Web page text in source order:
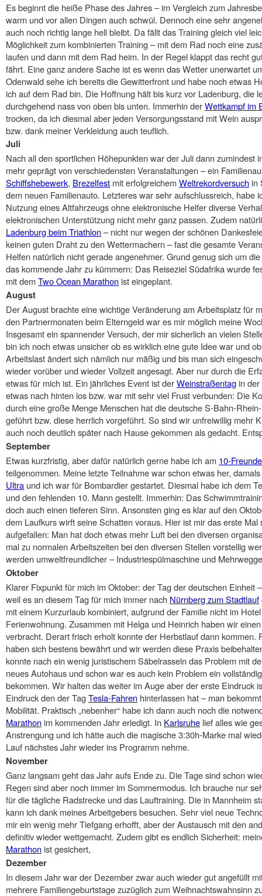
Es beginnt die heiße Phase des Jahres – im Vergleich zum
warm und vor allen Dingen auch schwül. Dennoch eine sehr
auch noch richtig lange hell bleibt. Da fällt das Training gleich viel
Möglichkeit zum kombinierten Training – mit dem Rad noch eine
laufen und dann mit dem Rad heim. In der Regel klappt das recht
fährt. Eine ganz andere Sache ist es wenn das Wetter unerwartet
Odenwald sehe ich bereits die Gewitterfront und habe noch etwas
ich auf dem Rad bin. Die Hoffnung hält bis kurz vor Ladenburg, die
durchgehend nass von oben bis unten. Immerhin derWettkampf im
trocken, da ich diesmal aber jeden Versorgungsstand mit Wein
bzw. dank meiner Verkleidung auch teuflich.
Juli
Nach all den sportlichen Höhepunkten war der Juli dann zumindest
mehr geprägt von verschiedensten Veranstaltungen – ein
Schiffshebewerk, Brezelfest mit erfolgreichemWeltrekordversuchin
dem neuen Familienauto. Letzteres war sehr aufschlussreich, habe
Nutzung eines Altfahrzeugs ohne elektronische Helfer diverse
elektronischen Unterstützung nicht mehr ganz passen. Zudem
Ladenburg beim Triathlon– nicht nur wegen der schönen
keinen guten Draht zu den Wettermachern – fast die gesamte
Helfen natürlich nicht gerade angenehmer. Grund genug sich um
das kommende Jahr zu kümmern: Das Reiseziel Südafrika wurde
mit demTwo Ocean Marathonist eingeplant.
August
Der August brachte eine wichtige Veränderung am Arbeitsplatz für
den Partnermonaten beim Elterngeld war es mir möglich meine
Insgesamt ein spannender Versuch, der mir sicherlich an vielen
bin ich noch etwas unsicher ob es wirklich eine gute Idee war und
Arbeitslast ändert sich nämlich nur mäßig und bis man sich
wieder vorüber und wieder Vollzeit angesagt. Aber nur durch die
etwas für mich ist. Ein jährliches Event ist derWeinstraßentagin der
etwas nach hinten los bzw. war mit sehr viel Frust verbunden: Die
durch eine große Menge Menschen hat die deutsche S-Bahn-
geführt bzw. diese herrlich vorgeführt. So sind wir unfreiwillig mehr
auch noch deutlich später nach Hause gekommen als gedacht.
September
Etwas kurzfristig, aber dafür natürlich gerne habe ich am 10-
teilgenommen. Meine letzte Teilnahme war schon etwas her,
Ultra und ich war für Bombardier gestartet. Diesmal habe ich dem
und den fehlenden 10. Mann gestellt. Immerhin: Das
doch auch einen tieferen Sinn. Ansonsten ging es klar auf den
dem Laufkurs wirft seine Schatten voraus. Hier ist mir das erste Mal
aufgefallen: Man hat doch etwas mehr Luft bei den diversen
mal zu normalen Arbeitszeiten bei den diversen Stellen vorstellig
werden umweltfreundlicher – Industriespülmaschine und
Oktober
Klarer Fixpunkt für mich im Oktober: der Tag der deutschen Einheit
weil es an diesem Tag für mich immer nach Nürnberg zum Stadtlauf
mit einem Kurzurlaub kombiniert, aufgrund der Familie nicht im
Ferienwohnung. Zusammen mit Helga und Heinrich haben wir
verbracht. Derart frisch erholt konnte der Herbstlauf dann kommen.
haben sich bestens bewährt und wir werden diese Praxis
konnte nach ein wenig juristischem Säbelrasseln das Problem mit
neues Autohaus und schon war es auch kein Problem ein
bekommen. Wir halten das weiter im Auge aber der erste Eindruck
Eindruck den der TagTesla-Fahren hinterlassen hat – man
Mobilität. Praktisch „nebenher“ habe ich dann auch noch die
Marathonim kommenden Jahr erledigt. In Karlsruhe lief alles wie
Anstrengung und ich hätte auch die magische 3:30h-Marke mal
Lauf nächstes Jahr wieder ins Programm nehme.
November
Ganz langsam geht das Jahr aufs Ende zu. Die Tage sind schon
Regen sind aber noch immer im Sommermodus. Ich brauche nur
für die tägliche Radstrecke und das Lauftraining. Die in Mannheim
kann ich dank meines Arbeitgebers besuchen. Sehr viel neue
mir ein wenig mehr Tiefgang erhofft, aber der Austausch mit den
definitiv wieder wettgemacht. Zudem gibt es endlich Sicherheit:
Marathonist gesichert,
Dezember
In diesem Jahr war der Dezember zwar auch wieder gut angefüllt
mehrere Familiengeburtstage zuzüglich zum Weihnachtswahnsinn